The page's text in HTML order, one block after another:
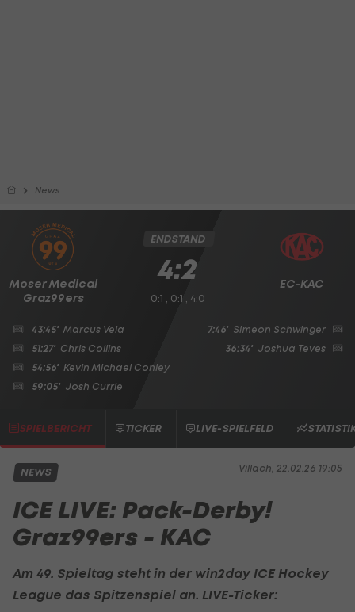
News
Moser Medical
Graz99ers
EC-KAC
ENDSTAND
4:2
0:1 , 0:1 , 4:0
43:45' Marcus Vela
51:27' Chris Collins
54:56' Kevin Michael Conley
59:05' Josh Currie
7:46' Simeon Schwinger
36:34' Joshua Teves
SPIELBERICHT TICKER LIVE-SPIELFELD
Villach, 22.02.26 19:05
NEWS
ICE LIVE: Pack-Derby!
Graz99ers - KAC
Am 49. Spieltag steht in der win2day ICE Hockey
League das Spitzenspiel an. LIVE-Ticker: